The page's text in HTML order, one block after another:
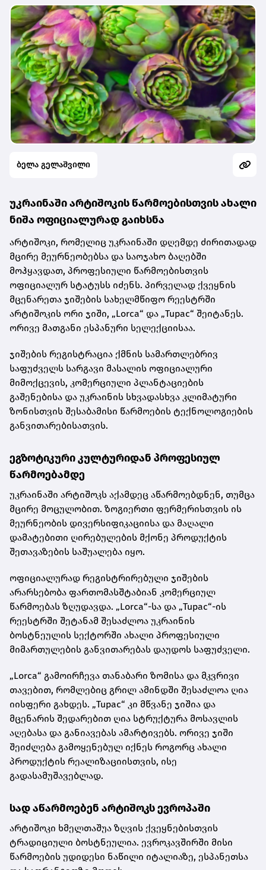
ბელა გელაშვილი
უკრაინაში არტიშოკის წარმოებისთვის ახალი
ნიშა ოფიციალურად გაიხსნა
არტიშოკი, რომელიც უკრაინაში დღემდე ძირითადად
მცირე მეურნეობებსა და საოჯახო ბაღებში
მოჰყავდათ, პროფესიული წარმოებისთვის
ოფიციალურ სტატუსს იძენს. პირველად ქვეყნის
მცენარეთა ჯიშების სახელმწიფო რეესტრში
არტიშოკის ორი ჯიში, „Lorca“ და „Tupac“ შეიტანეს.
ორივე მათგანი ესპანური სელექციისაა.
ჯიშების რეგისტრაცია ქმნის სამართლებრივ
საფუძველს სარგავი მასალის ოფიციალური
მიმოქცევის, კომერციული პლანტაციების
გაშენებისა და უკრაინის სხვადასხვა კლიმატური
ზონისთვის შესაბამისი წარმოების ტექნოლოგიების
განვითარებისათვის.
ეგზოტიკური კულტურიდან პროფესიულ
წარმოებამდე
უკრაინაში არტიშოკს აქამდეც აწარმოებდნენ, თუმცა
მცირე მოცულობით. ზოგიერთი ფერმერისთვის ის
მეურნეობის დივერსიფიკაციისა და მაღალი
დამატებითი ღირებულების მქონე პროდუქტის
შეთავაზების საშუალება იყო.
ოფიციალურად რეგისტრირებული ჯიშების
არარსებობა ფართომასშტაბიან კომერციულ
წარმოებას ზღუდავდა. „Lorca“-სა და „Tupac“-ის
რეესტრში შეტანამ შესაძლოა უკრაინის
ბოსტნეულის სექტორში ახალი პროფესიული
მიმართულების განვითარებას დაუდოს საფუძველი.
„Lorca“ გამოირჩევა თანაბარი ზომისა და მკვრივი
თავებით, რომლებიც გრილ ამინდში შესაძლოა ღია
იისფერი გახდეს. „Tupac“ კი მწვანე ჯიშია და
მცენარის შედარებით ღია სტრუქტურა მოსავლის
აღებასა და განიავებას ამარტივებს. ორივე ჯიში
შეიძლება გამოყენებულ იქნეს როგორც ახალი
პროდუქტის რეალიზაციისთვის, ისე
გადასამუშავებლად.
სად აწარმოებენ არტიშოკს ევროპაში
არტიშოკი ხმელთაშუა ზღვის ქვეყნებისთვის
ტრადიციული ბოსტნეულია. ევროკავშირში მისი
წარმოების უდიდესი ნაწილი იტალიაზე, ესპანეთსა